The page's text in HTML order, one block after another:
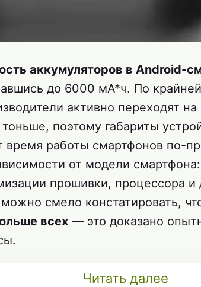
аккумуляторов в Android-
до 6000 мА*ч. По
активно переходят
поэтому габариты
время работы смартфонов по-
от модели
прошивки, процессора и
смело констатировать,
всех — это доказано
Читать далее